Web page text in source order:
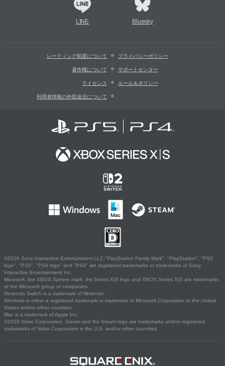
LINE Bluesky
レーティング制度について プライバシーポリシー
著作権について サポートセンター
ライセンス ルール＆ポリシー
利用者情報の外部送信について
©2026 Sony Interactive Entertainment LLC."PlayStation Family Mark", "PlayStation", "PS5
logo", "PS5", "PS4 logo" and "PS4" are registered trademarks or trademarks of Sony
Interactive Entertainment Inc.
Microsoft, the XBOX Sphere mark, the Series X|S logo and XBOX Series X|S are trademarks
of the Microsoft group of companies.
Nintendo Switch is a trademark of Nintendo.
Windows is either a registered trademark or trademark of Microsoft Corporation in the United
States and/or other countries.
Mac is a trademark of Apple Inc.
©2026 Valve Corporation. Steam and the Steam logo are trademarks and/or registered
trademarks of Valve Corporation in the U.S. and/or other countries.